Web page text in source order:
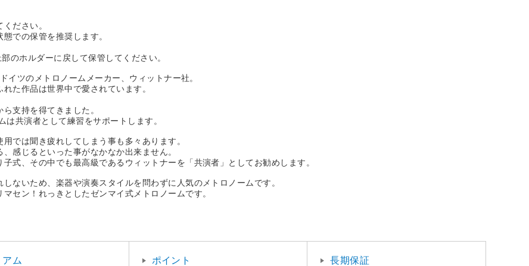
ださい。
での保管を推奨します。
のホルダーに戻して保管してください。
ツのメトロノームメーカー、ウィットナー社。
た作品は世界中で愛されています。
支持を得てきました。
共演者として練習をサポートします。
では聞き疲れしてしまう事も多々あります。
感じるといった事がなかなか出来ません。
式、その中でも最高級であるウィットナーを「共演者」としてお勧めします。
ないため、楽器や演奏スタイルを問わずに人気のメトロノームです。
セン！れっきとしたゼンマイ式メトロノームです。
アム ポイント 長期保証